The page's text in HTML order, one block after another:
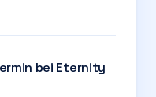
bei Eternity